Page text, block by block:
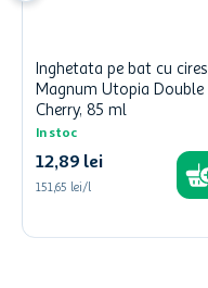
Inghetata pe bat cu
Magnum Utopia Double
Cherry, 85 ml
In stoc
12,89 lei
151,65 lei/l